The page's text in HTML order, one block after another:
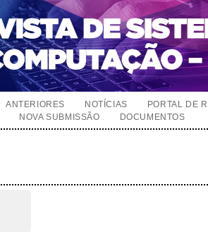
ANTERIORES NOTÍCIAS
PORTAL DE
NOVA SUBMISSÃO DOCUMENTOS